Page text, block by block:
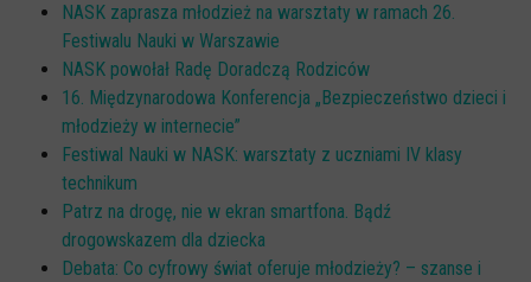
NASK zaprasza młodzież na warsztaty w ramach 26.
Festiwalu Nauki w Warszawie
NASK powołał Radę Doradczą Rodziców
16. Międzynarodowa Konferencja „Bezpieczeństwo dzieci i
młodzieży w internecie”
Festiwal Nauki w NASK: warsztaty z uczniami IV klasy
technikum
Patrz na drogę, nie w ekran smartfona. Bądź
drogowskazem dla dziecka
Debata: Co cyfrowy świat oferuje młodzieży? – szanse i